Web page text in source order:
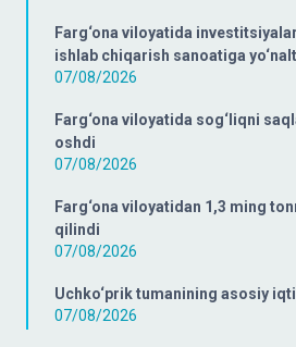
Farg‘ona viloyatida
ishlab chiqarish sanoatiga
07/08/2026
Farg‘ona viloyatida sog‘liqni
oshdi
07/08/2026
Farg‘ona viloyatidan 1,3 ming
qilindi
07/08/2026
Uchko‘prik tumanining asosiy
07/08/2026